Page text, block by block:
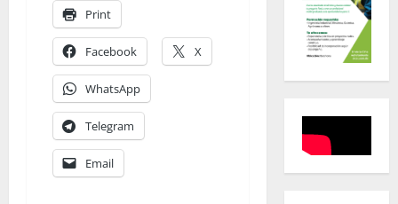
Print
Facebook X
WhatsApp
Telegram
Email